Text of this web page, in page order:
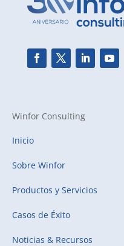
Winfor Consulting
Inicio
Sobre Winfor
Productos y Servicios
Casos de Éxito
Noticias & Recursos